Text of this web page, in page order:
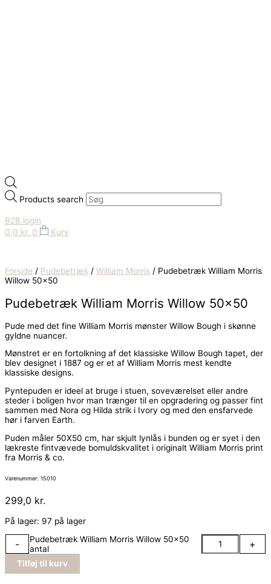
Products search
B2B login
0,0 kr. 0 Kurv
Forside / Pudebetræk / William Morris / Pudebetræk William Morris
Willow 50×50
Pudebetræk William Morris Willow 50×50
Pude med det fine William Morris mønster Willow Bough i skønne
gyldne nuancer.
Mønstret er en fortolkning af det klassiske Willow Bough tapet, der
blev designet i 1887 og er et af William Morris mest kendte
klassiske designs.
Pyntepuden er ideel at bruge i stuen, soveværelset eller andre
steder i boligen hvor man trænger til en opgradering og passer fint
sammen med Nora og Hilda strik i Ivory og med den ensfarvede
hør i farven Earth.
Puden måler 50X50 cm, har skjult lynlås i bunden og er syet i den
lækreste fintvævede bomuldskvalitet i originalt William Morris print
fra Morris & co.
Varenummer: 15010
299,0 kr.
På lager: 97 på lager
-
Pudebetræk William Morris Willow 50x50
antal
+
Tilføj til kurv